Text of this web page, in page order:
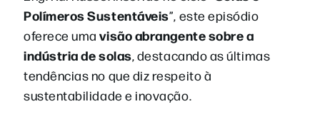
Polímeros Sustentáveis”, este episódio
oferece umavisão abrangente sobre a
indústria de solas, destacando as últimas
tendências no que diz respeito à
sustentabilidade e inovação.